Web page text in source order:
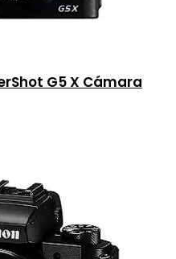
G5 X Cámara